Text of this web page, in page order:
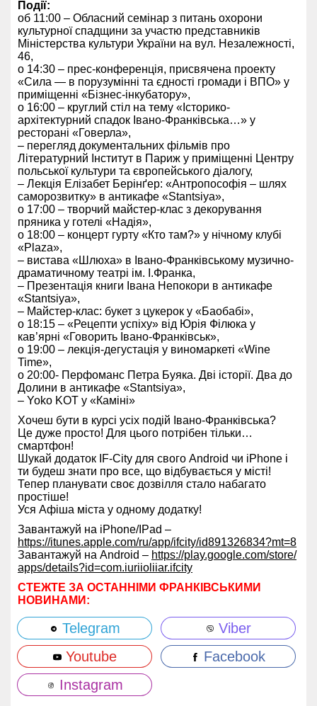
Події:
об 11:00 – Обласний семінар з питань охорони
культурної спадщини за участю представників
Міністерства культури України на вул. Незалежності,
46,
о 14:30 – прес-конференція, присвячена проекту
«Сила — в порузумінні та єдності громади і ВПО» у
приміщенні «Бізнес-інкубатору»,
о 16:00 – круглий стіл на тему «Історико-
архітектурний спадок Івано-Франківська…» у
ресторані «Говерла»,
– перегляд документальних фільмів про
Літературний Інститут в Париж у приміщенні Центру
польської культури та європейського діалогу,
– Лекція Елізабет Берінґер: «Антропософія – шлях
саморозвитку» в антикафе «Stantsiya»,
о 17:00 – творчий майстер-клас з декорування
пряника у готелі «Надія»,
о 18:00 – концерт гурту «Кто там?» у нічному клубі
«Plaza»,
– вистава «Шлюха» в Івано-Франківському музично-
драматичному театрі ім. І.Франка,
– Презентація книги Івана Непокори в антикафе
«Stantsiya»,
– Майстер-клас: букет з цукерок у «Баобабі»,
о 18:15 – «Рецепти успіху» від Юрія Філюка у
кав’ярні «Говорить Івано-Франківськ»,
о 19:00 – лекція-дегустація у виномаркеті «Wine
Time»,
о 20:00- Перфоманс Петра Буяка. Дві історії. Два до
Долини в антикафе «Stantsiya»,
– Yoko KOT у «Каміні»
Хочеш бути в курсі усіх подій Івано-Франківська?
Це дуже просто! Для цього потрібен тільки…
смартфон!
Шукай додаток IF-City для свого Android чи iPhone і
ти будеш знати про все, що відбувається у місті!
Тепер планувати своє дозвілля стало набагато
простіше!
Уся Афіша міста у одному додатку!
Завантажуй на iPhone/IPad –
https://itunes.apple.com/ru/app/ifcity/id891326834?mt=8
Завантажуй на Android – https://play.google.com/store/
apps/details?id=com.iuriioliiar.ifcity
СТЕЖТЕ ЗА ОСТАННІМИ ФРАНКІВСЬКИМИ
НОВИНАМИ:
Telegram
Viber
Youtube
Facebook
Instagram